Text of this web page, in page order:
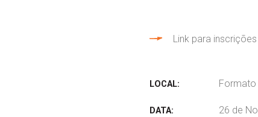
Link para
LOCAL: Formato
DATA: 26 de